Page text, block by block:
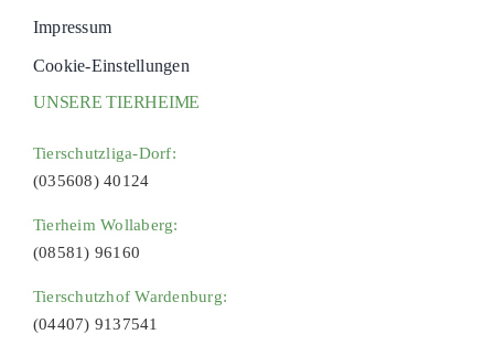
Impressum
Cookie-Einstellungen
UNSERE TIERHEIME
Tierschutzliga-Dorf:
(035608) 40124
Tierheim Wollaberg:
(08581) 96160
Tierschutzhof Wardenburg:
(04407) 9137541